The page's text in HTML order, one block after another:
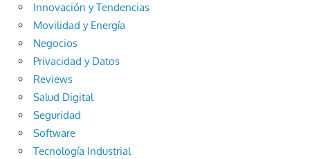
Innovación y Tendencias
Movilidad y Energía
Negocios
Privacidad y Datos
Reviews
Salud Digital
Seguridad
Software
Tecnología Industrial